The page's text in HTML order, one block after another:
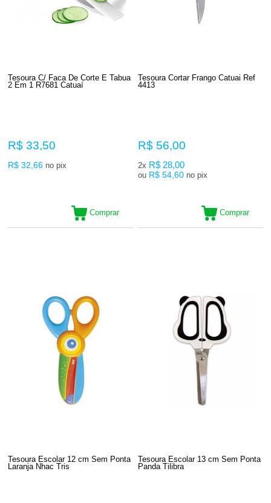
Tesoura C/ Faca De Corte E Tabua
2 Em 1 R7681 Catuaí
R$ 33,50
R$ 32,66 no pix
Comprar
Tesoura Cortar Frango Catuai Ref
4413
R$ 56,00
2x R$ 28,00
ou R$ 54,60 no pix
Comprar
Tesoura Escolar 12 cm Sem Ponta
Laranja Nhac Tris
Tesoura Escolar 13 cm Sem Ponta
Panda Tilibra